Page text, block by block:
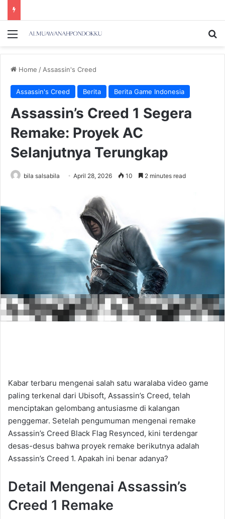
Menu
Home / Assassin's Creed
Assassin's Creed Berita Berita Game Indonesia
Assassin’s Creed 1 Segera
Remake: Proyek AC
Selanjutnya Terungkap
bila salsabila April 28, 2026 10 2 minutes read
Kabar terbaru mengenai salah satu waralaba video game
paling terkenal dari Ubisoft, Assassin’s Creed, telah
menciptakan gelombang antusiasme di kalangan
penggemar. Setelah pengumuman mengenai remake
Assassin’s Creed Black Flag Resynced, kini terdengar
desas-desus bahwa proyek remake berikutnya adalah
Assassin’s Creed 1. Apakah ini benar adanya?
Detail Mengenai Assassin’s
Creed 1 Remake